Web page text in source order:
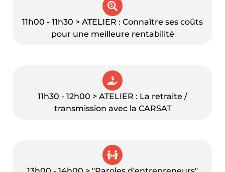
11h00 - 11h30 > ATELIER : Connaître ses coûts
pour une meilleure rentabilité
11h30 - 12h00 > ATELIER : La retraite /
transmission avec la CARSAT